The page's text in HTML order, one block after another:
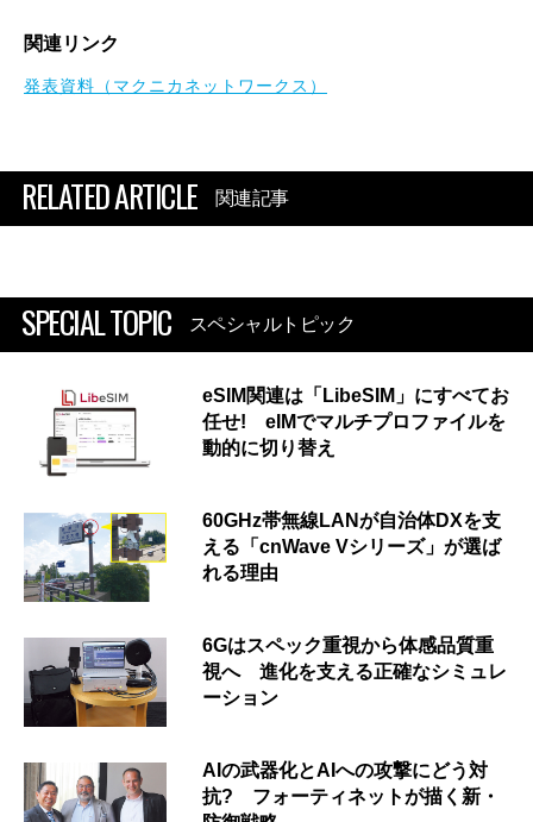
関連リンク
発表資料（マクニカネットワークス）
RELATED ARTICLE 関連記事
SPECIAL TOPIC スペシャルトピック
eSIM関連は「LibeSIM」にすべてお
任せ! eIMでマルチプロファイルを
動的に切り替え
60GHz帯無線LANが自治体DXを支
える「cnWave Vシリーズ」が選ば
れる理由
6Gはスペック重視から体感品質重
視へ 進化を支える正確なシミュレ
ーション
AIの武器化とAIへの攻撃にどう対
抗? フォーティネットが描く新・